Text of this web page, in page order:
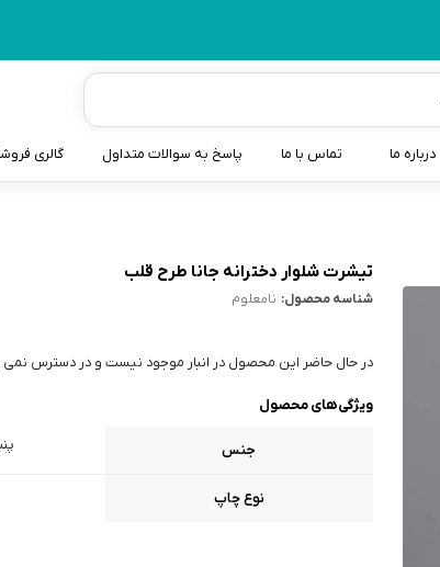
مایع استریل
درباره ما تماس با ما پاسخ به سوالات متداول گالری
تیشرت شلوار دخترانه جانا طرح قلب
شناسه محصول: نامعلوم
در حال حاضر این محصول در انبار موجود نیست و در دسترس نمی
ویژگی‌های محصول
جنس
نوع چاپ